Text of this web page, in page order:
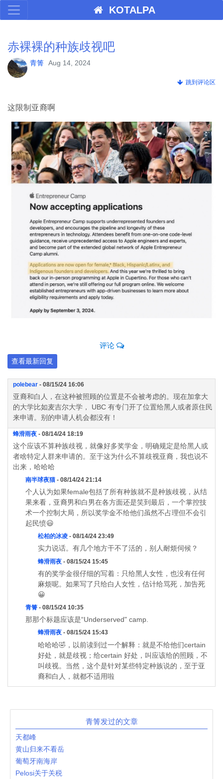
KOTALPA
赤裸裸的种族歧视吧
青箐 Aug 14, 2024
跳到评论区
这限制亚裔啊
评论
查看最新回复
polebear - 08/15/24 16:06
亚裔和白人，在这种被照顾的位置是不会被考虑的。现在加拿大
的大学比如麦吉尔大学， UBC 有专门开了位置给黑人或者原住民
来申请。别的申请人机会都没有！
蜂滑雨夜 - 08/14/24 18:19
这个应该不算种族歧视，就像好多奖学金，明确规定是给黑人或
者啥特定人群来申请的。至于这为什么不算歧视亚裔，我也说不
出来，哈哈哈
南半球夜猫 - 08/14/24 21:14
个人认为如果female包括了所有种族就不是种族歧视，从结
果来看，亚裔男和白男在各方面还是笑到最后，一个掌控技
术一个控制大局，所以奖学金不给他们虽然不占理但不会引
起民愤😃
松柏的冰凌 - 08/14/24 23:49
实力说话。有几个地方干不了活的，别人耐烦伺候？
蜂滑雨夜 - 08/15/24 15:45
有的奖学金很仔细的写着：只给黑人女性，也没有任何
麻烦呢。如果写了只给白人女性，估计给骂死，加告死
😀
青箐 - 08/15/24 10:35
那那个标题应该是“Underserved" camp.
蜂滑雨夜 - 08/15/24 15:43
哈哈哈🤣，以前读到过一个解释：就是不给他们certain
好处，就是歧视；给certain 好处，叫应该给的照顾，不
叫歧视。当然，这个是针对某些特定种族说的，至于亚
裔和白人，就都不适用啦
青箐发过的文章
天都峰
黄山归来不看岳
葡萄牙南海岸
Pelosi关于关税